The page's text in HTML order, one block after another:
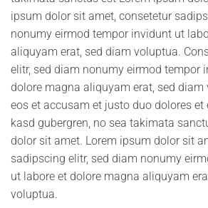
ipsum dolor sit amet, consetetur
nonumy eirmod tempor invidunt ut
aliquyam erat, sed diam voluptua.
elitr, sed diam nonumy eirmod tempor
dolore magna aliquyam erat, sed diam
eos et accusam et justo duo dolores et
kasd gubergren, no sea takimata
dolor sit amet. Lorem ipsum dolor sit
sadipscing elitr, sed diam nonumy
ut labore et dolore magna aliquyam
voluptua.